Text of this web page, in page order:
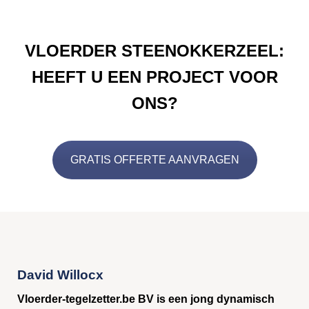
VLOERDER STEENOKKERZEEL:
HEEFT U EEN PROJECT VOOR
ONS?
GRATIS OFFERTE AANVRAGEN
David Willocx
Vloerder-tegelzetter.be BV is een jong dynamisch